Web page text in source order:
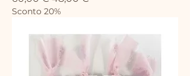
Sconto 20%